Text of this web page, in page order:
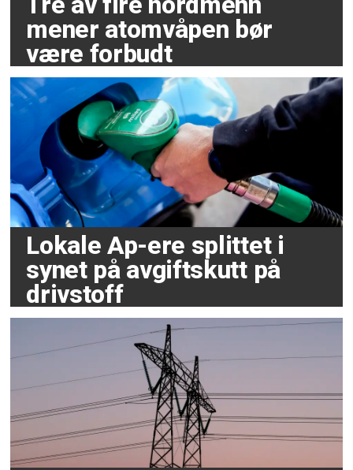
mener atomvåpen bør
være forbudt
Lokale Ap-ere splittet i
synet på avgiftskutt på
drivstoff